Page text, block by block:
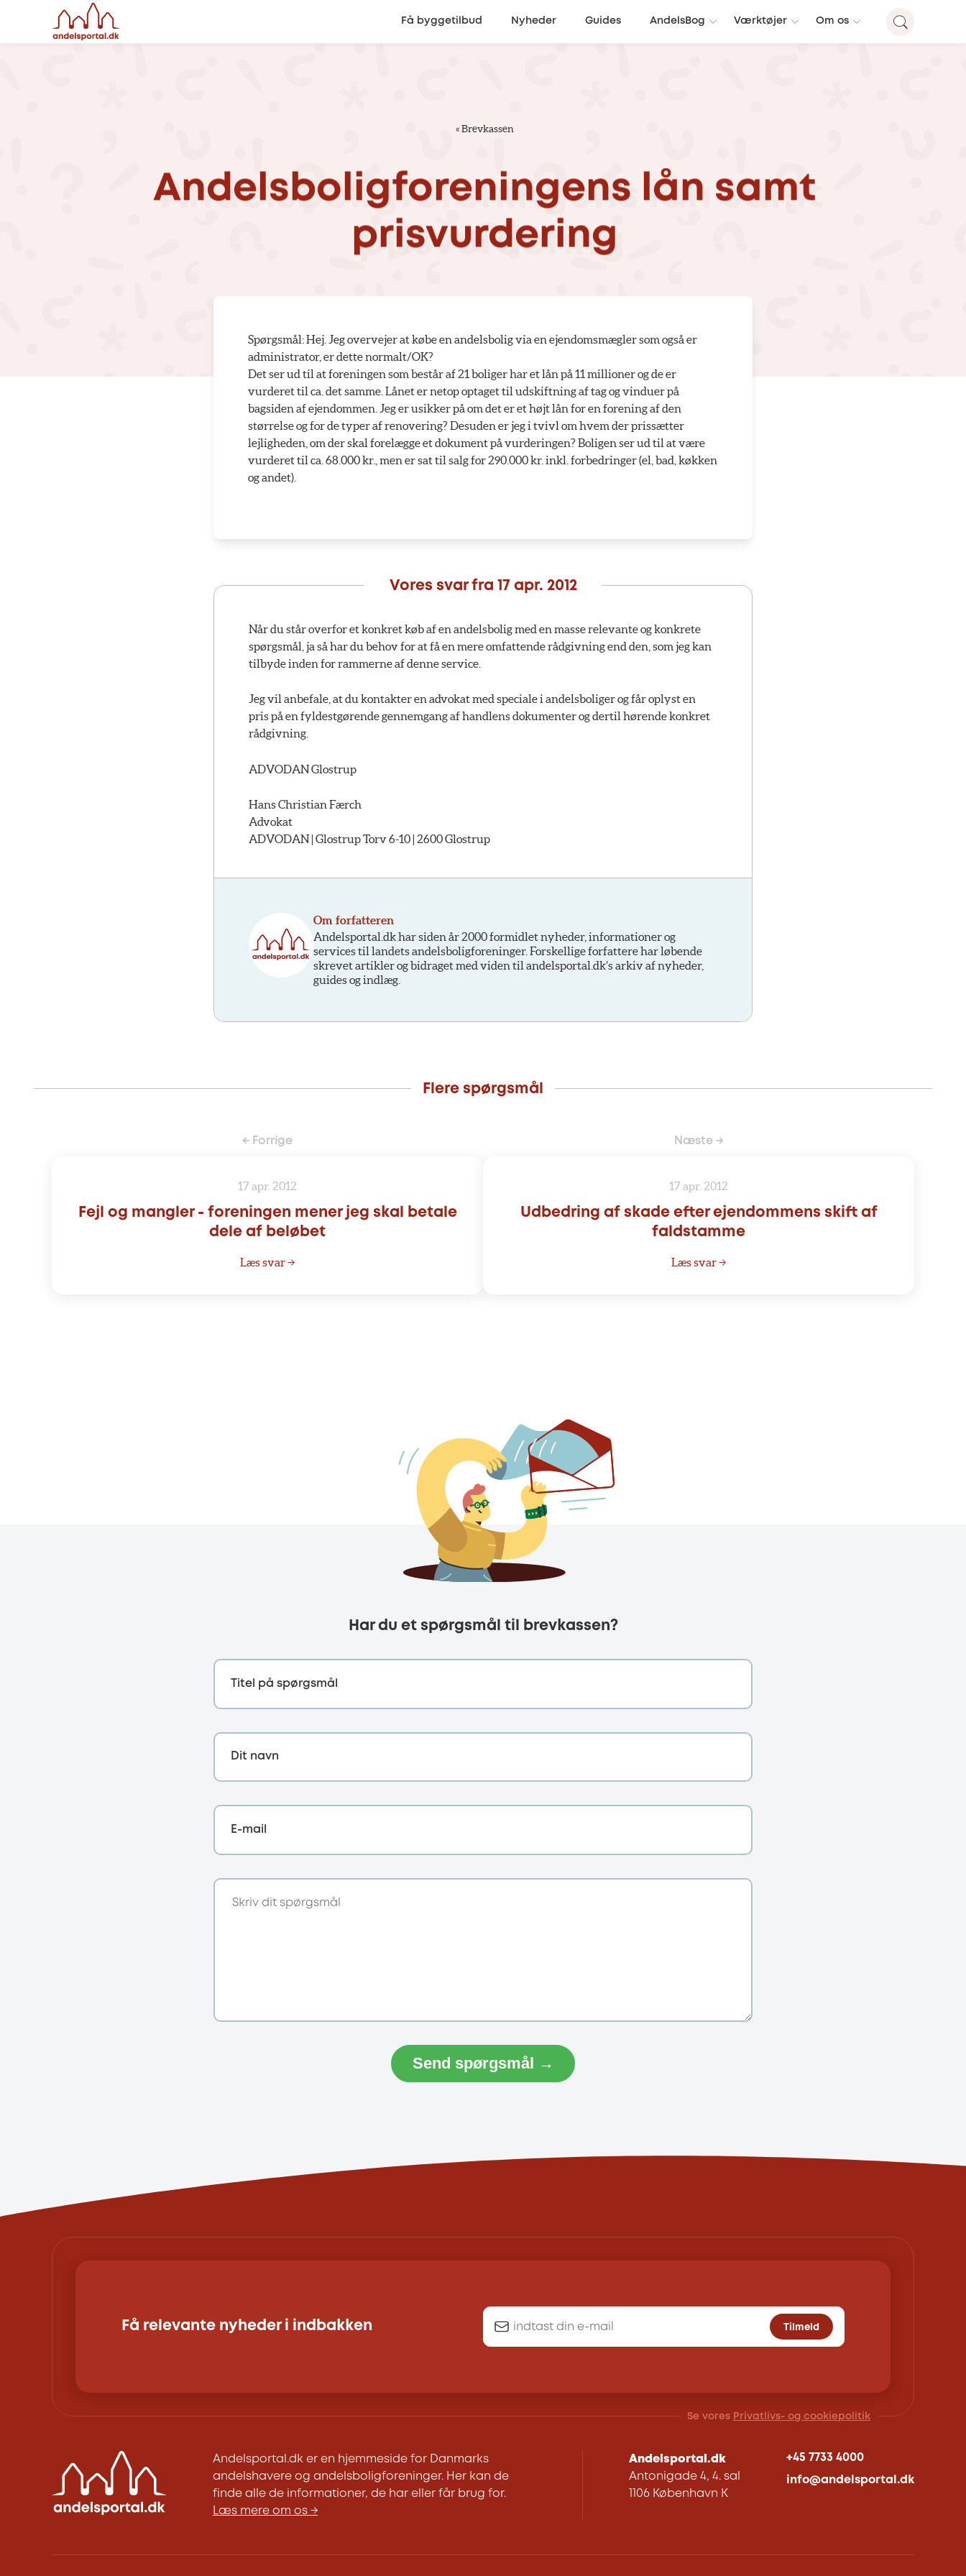
Få byggetilbud Nyheder Guides AndelsBog Værktøjer Om os
«Brevkassen
Andelsboligforeningens lån samt
prisvurdering
Spørgsmål: Hej. Jeg overvejer at købe en andelsbolig via en ejendomsmægler som også er
administrator, er dette normalt/OK?
Det ser ud til at foreningen som består af 21 boliger har et lån på 11 millioner og de er
vurderet til ca. det samme. Lånet er netop optaget til udskiftning af tag og vinduer på
bagsiden af ejendommen. Jeg er usikker på om det er et højt lån for en forening af den
størrelse og for de typer af renovering? Desuden er jeg i tvivl om hvem der prissætter
lejligheden, om der skal forelægge et dokument på vurderingen? Boligen ser ud til at være
vurderet til ca. 68.000 kr., men er sat til salg for 290.000 kr. inkl. forbedringer (el, bad, køkken
og andet).
Vores svar fra 17 apr. 2012
Når du står overfor et konkret køb af en andelsbolig med en masse relevante og konkrete
spørgsmål, ja så har du behov for at få en mere omfattende rådgivning end den, som jeg kan
tilbyde inden for rammerne af denne service.
Jeg vil anbefale, at du kontakter en advokat med speciale i andelsboliger og får oplyst en
pris på en fyldestgørende gennemgang af handlens dokumenter og dertil hørende konkret
rådgivning.
ADVODAN Glostrup
Hans Christian Færch
Advokat
ADVODAN | Glostrup Torv 6-10 | 2600 Glostrup
Om forfatteren
Andelsportal.dk har siden år 2000 formidlet nyheder, informationer og
services til landets andelsboligforeninger. Forskellige forfattere har løbende
skrevet artikler og bidraget med viden til andelsportal.dk’s arkiv af nyheder,
guides og indlæg.
Flere spørgsmål
← Forrige
17 apr. 2012
Fejl og mangler - foreningen mener jeg skal betale
dele af beløbet
Læs svar →
Næste →
17 apr. 2012
Udbedring af skade efter ejendommens skift af
faldstamme
Læs svar →
Har du et spørgsmål til brevkassen?
Titel på spørgsmål
Dit navn
E-mail
Send spørgsmål →
Få relevante nyheder i indbakken Tilmeld
Se vores Privatlivs- og cookiepolitik
Andelsportal.dk er en hjemmeside for Danmarks
andelshavere og andelsboligforeninger. Her kan de
finde alle de informationer, de har eller får brug for.
Læs mere om os →
Andelsportal.dk
Antonigade 4, 4. sal
1106 København K
+45 7733 4000
info@andelsportal.dk